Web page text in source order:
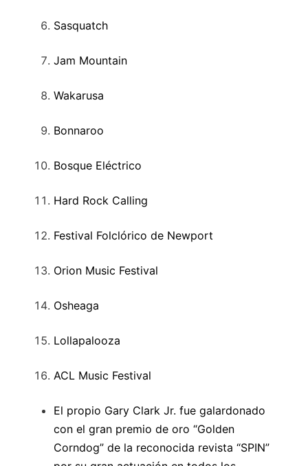
Sasquatch
Jam Mountain
Wakarusa
Bonnaroo
Bosque Eléctrico
Hard Rock Calling
Festival Folclórico de Newport
Orion Music Festival
Osheaga
Lollapalooza
ACL Music Festival
El propio Gary Clark Jr. fue galardonado
con el gran premio de oro “Golden
Corndog” de la reconocida revista “SPIN”